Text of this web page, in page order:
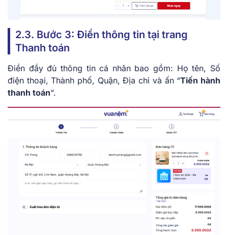
2.3. Bước 3: Điền thông tin tại trang
Thanh toán
Điền đầy đủ thông tin cá nhân bao gồm: Họ tên, Số
điện thoại, Thành phố, Quận, Địa chỉ và ấn “Tiến hành
thanh toán“.